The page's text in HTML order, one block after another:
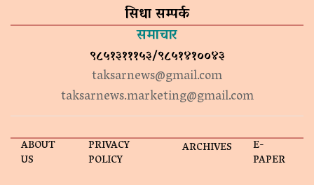
सिधा सम्पर्क
समाचार
९८५१३१११५३/९८५१४१००४३
taksarnews@gmail.com
taksarnews.marketing@gmail.com
ABOUT
US
PRIVACY
POLICY
ARCHIVES E-
PAPER